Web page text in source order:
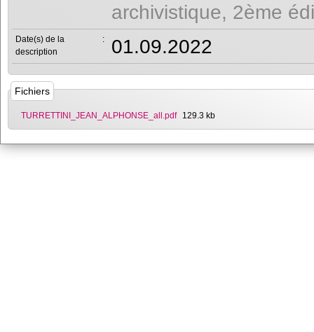
archivistique, 2ème
Date(s) de la
description
: 01.09.2022
Fichiers
TURRETTINI_JEAN_ALPHONSE_all.pdf 129.3 kb